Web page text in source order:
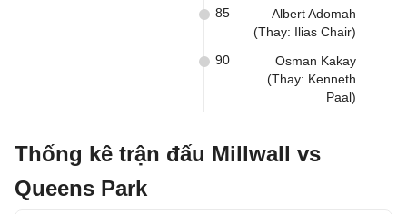
Albert Adomah
(Thay: Ilias Chair)
85
Osman Kakay
(Thay: Kenneth
Paal)
90
Thống kê trận đấu Millwall vs
Queens Park